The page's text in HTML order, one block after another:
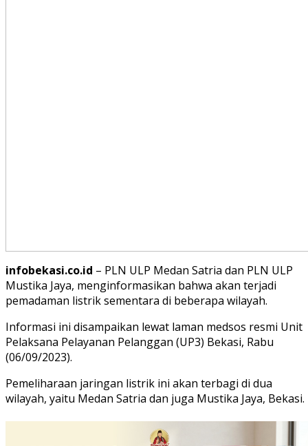
infobekasi.co.id – PLN ULP Medan Satria dan PLN ULP
Mustika Jaya, menginformasikan bahwa akan terjadi
pemadaman listrik sementara di beberapa wilayah.
Informasi ini disampaikan lewat laman medsos resmi Unit
Pelaksana Pelayanan Pelanggan (UP3) Bekasi, Rabu
(06/09/2023).
Pemeliharaan jaringan listrik ini akan terbagi di dua
wilayah, yaitu Medan Satria dan juga Mustika Jaya, Bekasi.